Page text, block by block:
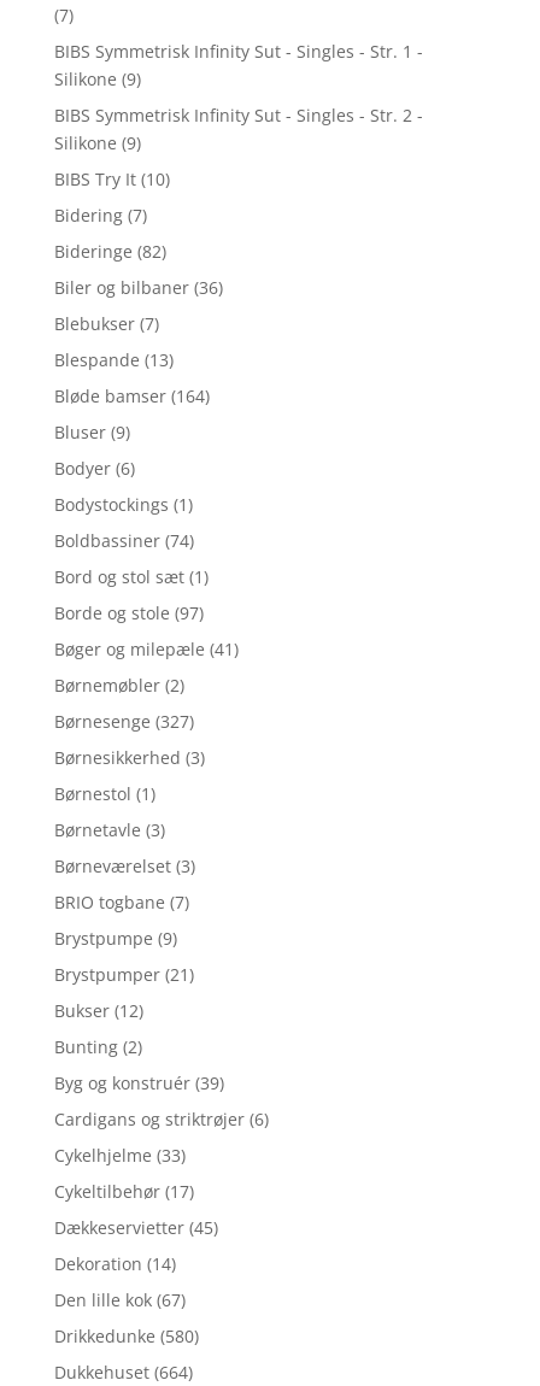
(7)
BIBS Symmetrisk Infinity Sut - Singles - Str. 1 -
Silikone (9)
BIBS Symmetrisk Infinity Sut - Singles - Str. 2 -
Silikone (9)
BIBS Try It (10)
Bidering (7)
Bideringe (82)
Biler og bilbaner (36)
Blebukser (7)
Blespande (13)
Bløde bamser (164)
Bluser (9)
Bodyer (6)
Bodystockings (1)
Boldbassiner (74)
Bord og stol sæt (1)
Borde og stole (97)
Bøger og milepæle (41)
Børnemøbler (2)
Børnesenge (327)
Børnesikkerhed (3)
Børnestol (1)
Børnetavle (3)
Børneværelset (3)
BRIO togbane (7)
Brystpumpe (9)
Brystpumper (21)
Bukser (12)
Bunting (2)
Byg og konstruér (39)
Cardigans og striktrøjer (6)
Cykelhjelme (33)
Cykeltilbehør (17)
Dækkeservietter (45)
Dekoration (14)
Den lille kok (67)
Drikkedunke (580)
Dukkehuset (664)